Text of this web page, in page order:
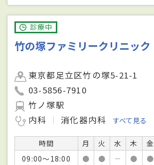
診療中
竹の塚ファミリークリニック
東京都足立区竹の塚5-21-1
03-5856-7910
竹ノ塚駅
内科
消化器内科 すべて見る
時間 月 火 水 木 金
09:00～18:00
● ● － ● ●